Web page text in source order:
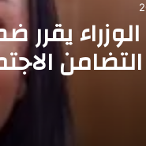
المجموعة